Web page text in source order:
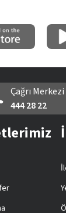
Çağrı Merkezi
444 28 22